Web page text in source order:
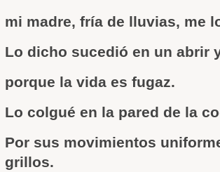
mi madre, fría de lluvias, me
Lo dicho sucedió en un abrir
porque la vida es fugaz.
Lo colgué en la pared de la
Por sus movimientos
grillos.